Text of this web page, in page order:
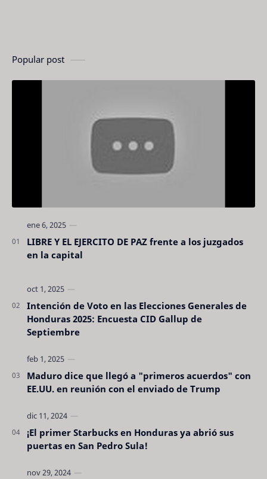
Popular post
LIBRE Y EL EJERCITO DE PAZ frente a los juzgados
en la capital
Intención de Voto en las Elecciones Generales de
Honduras 2025: Encuesta CID Gallup de
Septiembre
Maduro dice que llegó a "primeros acuerdos" con
EE.UU. en reunión con el enviado de Trump
¡El primer Starbucks en Honduras ya abrió sus
puertas en San Pedro Sula!